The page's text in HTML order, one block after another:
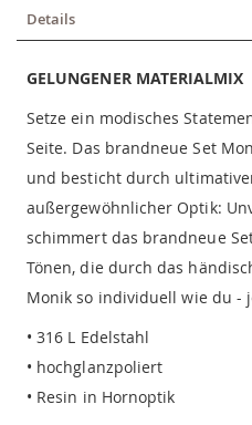
Details
GELUNGENER MATERIALMIX
Setze ein modisches
Seite. Das brandneue Set
und besticht durch
außergewöhnlicher Optik:
schimmert das brandneue
Tönen, die durch das
Monik so individuell wie du -
• 316 L Edelstahl
• hochglanzpoliert
• Resin in Hornoptik